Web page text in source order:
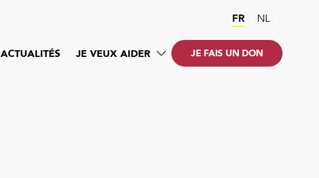
FR NL
ACTUALITÉS JE VEUX AIDER JE FAIS UN DON